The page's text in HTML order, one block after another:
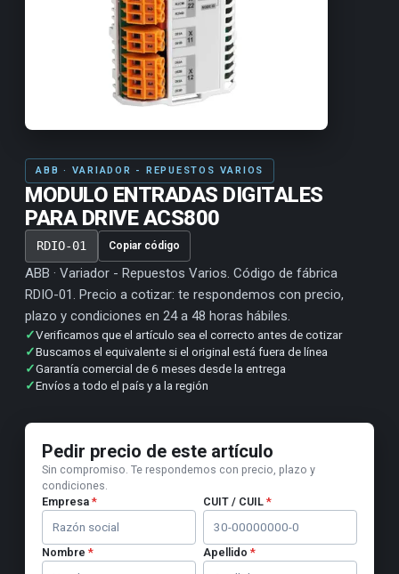
ABB · VARIADOR - REPUESTOS VARIOS
MODULO ENTRADAS DIGITALES
PARA DRIVE ACS800
RDIO-01 Copiar código
ABB · Variador - Repuestos Varios. Código de fábrica
RDIO-01. Precio a cotizar: te respondemos con precio,
plazo y condiciones en 24 a 48 horas hábiles.
✓Verificamos que el artículo sea el correcto antes de cotizar
✓Buscamos el equivalente si el original está fuera de línea
✓Garantía comercial de 6 meses desde la entrega
✓Envíos a todo el país y a la región
Pedir precio de este artículo
Sin compromiso. Te respondemos con precio, plazo y
condiciones.
Empresa * CUIT / CUIL *
Nombre * Apellido *